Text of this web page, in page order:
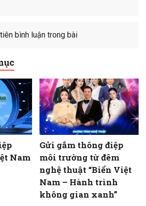
bình luận trong bài
Nam
Gửi gắm thông điệp
môi trường từ đêm
nghệ thuật “Biển Việt
Nam – Hành trình
không gian xanh”